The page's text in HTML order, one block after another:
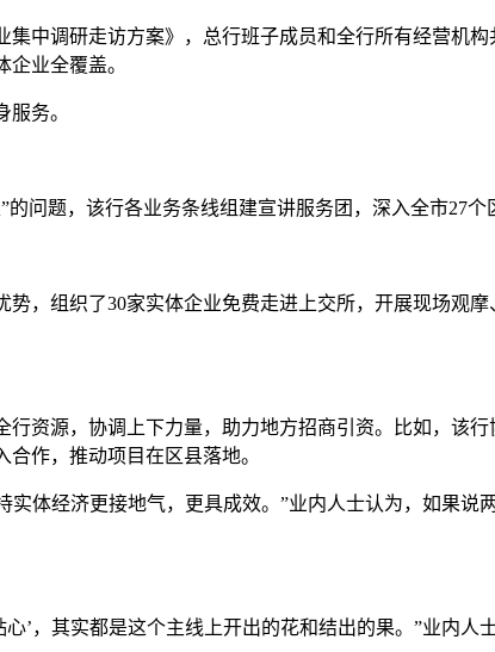
中调研走访方案》，总行班子成员和全行所有经营机
业全覆盖。
务。
问题，该行各业务条线组建宣讲服务团，深入全市27
势，组织了30家实体企业免费走进上交所，开展现场观
资源，协调上下力量，助力地方招商引资。比如，该
作，推动项目在区县落地。
实体经济更接地气，更具成效。”业内人士认为，如果
’，其实都是这个主线上开出的花和结出的果。”业内人